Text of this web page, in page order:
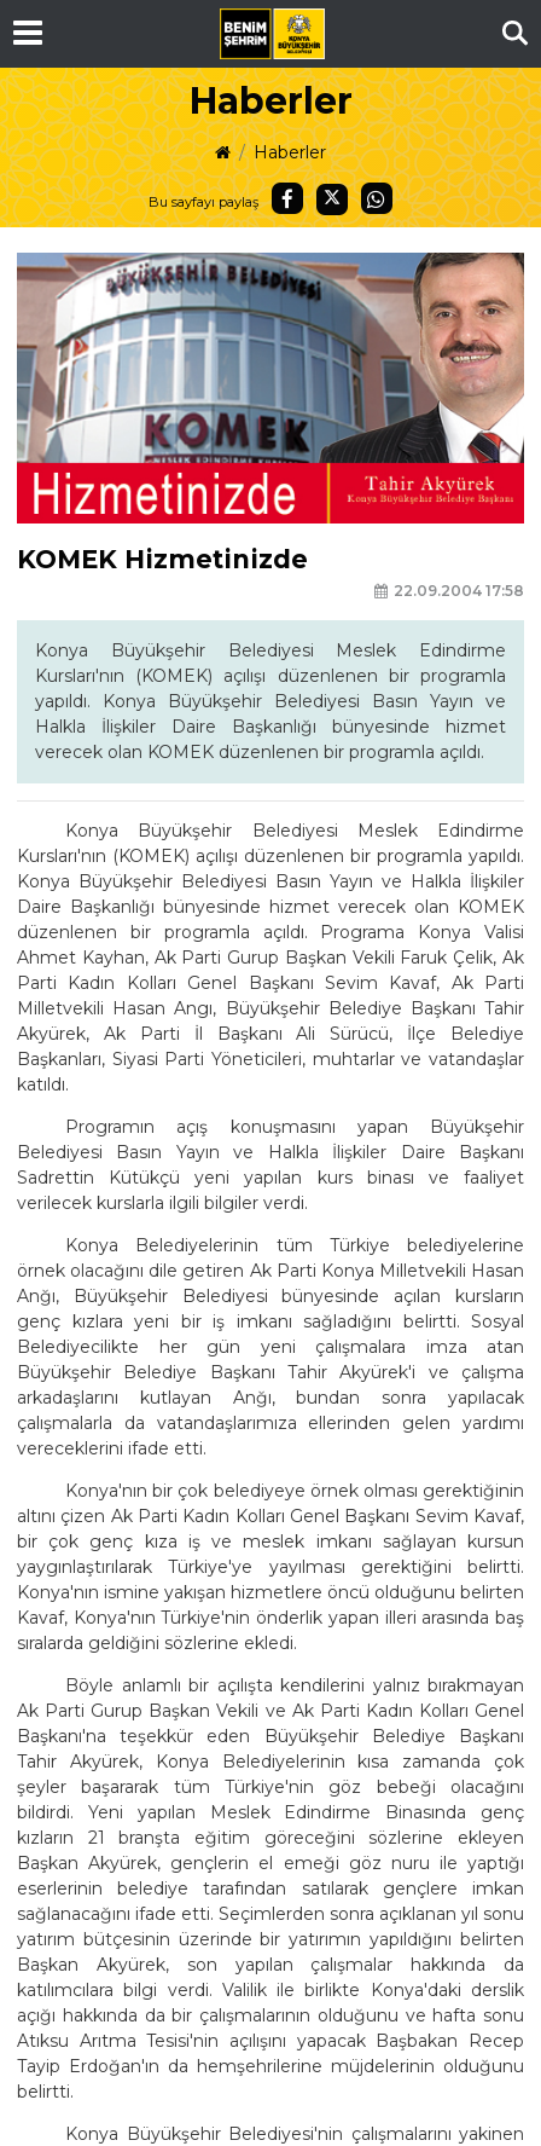
Haberler
Haberler
Bu sayfayı paylaş
KOMEK Hizmetinizde
22.09.2004 17:58
Konya Büyükşehir Belediyesi Meslek Edindirme
Kursları'nın (KOMEK) açılışı düzenlenen bir programla
yapıldı. Konya Büyükşehir Belediyesi Basın Yayın ve
Halkla İlişkiler Daire Başkanlığı bünyesinde hizmet
verecek olan KOMEK düzenlenen bir programla açıldı.
Konya Büyükşehir Belediyesi Meslek Edindirme
Kursları'nın (KOMEK) açılışı düzenlenen bir programla yapıldı.
Konya Büyükşehir Belediyesi Basın Yayın ve Halkla İlişkiler
Daire Başkanlığı bünyesinde hizmet verecek olan KOMEK
düzenlenen bir programla açıldı. Programa Konya Valisi
Ahmet Kayhan, Ak Parti Gurup Başkan Vekili Faruk Çelik, Ak
Parti Kadın Kolları Genel Başkanı Sevim Kavaf, Ak Parti
Milletvekili Hasan Angı, Büyükşehir Belediye Başkanı Tahir
Akyürek, Ak Parti İl Başkanı Ali Sürücü, İlçe Belediye
Başkanları, Siyasi Parti Yöneticileri, muhtarlar ve vatandaşlar
katıldı.
Programın açış konuşmasını yapan Büyükşehir
Belediyesi Basın Yayın ve Halkla İlişkiler Daire Başkanı
Sadrettin Kütükçü yeni yapılan kurs binası ve faaliyet
verilecek kurslarla ilgili bilgiler verdi.
Konya Belediyelerinin tüm Türkiye belediyelerine
örnek olacağını dile getiren Ak Parti Konya Milletvekili Hasan
Anğı, Büyükşehir Belediyesi bünyesinde açılan kursların
genç kızlara yeni bir iş imkanı sağladığını belirtti. Sosyal
Belediyecilikte her gün yeni çalışmalara imza atan
Büyükşehir Belediye Başkanı Tahir Akyürek'i ve çalışma
arkadaşlarını kutlayan Anğı, bundan sonra yapılacak
çalışmalarla da vatandaşlarımıza ellerinden gelen yardımı
vereceklerini ifade etti.
Konya'nın bir çok belediyeye örnek olması gerektiğinin
altını çizen Ak Parti Kadın Kolları Genel Başkanı Sevim Kavaf,
bir çok genç kıza iş ve meslek imkanı sağlayan kursun
yaygınlaştırılarak Türkiye'ye yayılması gerektiğini belirtti.
Konya'nın ismine yakışan hizmetlere öncü olduğunu belirten
Kavaf, Konya'nın Türkiye'nin önderlik yapan illeri arasında baş
sıralarda geldiğini sözlerine ekledi.
Böyle anlamlı bir açılışta kendilerini yalnız bırakmayan
Ak Parti Gurup Başkan Vekili ve Ak Parti Kadın Kolları Genel
Başkanı'na teşekkür eden Büyükşehir Belediye Başkanı
Tahir Akyürek, Konya Belediyelerinin kısa zamanda çok
şeyler başararak tüm Türkiye'nin göz bebeği olacağını
bildirdi. Yeni yapılan Meslek Edindirme Binasında genç
kızların 21 branşta eğitim göreceğini sözlerine ekleyen
Başkan Akyürek, gençlerin el emeği göz nuru ile yaptığı
eserlerinin belediye tarafından satılarak gençlere imkan
sağlanacağını ifade etti. Seçimlerden sonra açıklanan yıl sonu
yatırım bütçesinin üzerinde bir yatırımın yapıldığını belirten
Başkan Akyürek, son yapılan çalışmalar hakkında da
katılımcılara bilgi verdi. Valilik ile birlikte Konya'daki derslik
açığı hakkında da bir çalışmalarının olduğunu ve hafta sonu
Atıksu Arıtma Tesisi'nin açılışını yapacak Başbakan Recep
Tayip Erdoğan'ın da hemşehrilerine müjdelerinin olduğunu
belirtti.
Konya Büyükşehir Belediyesi'nin çalışmalarını yakinen